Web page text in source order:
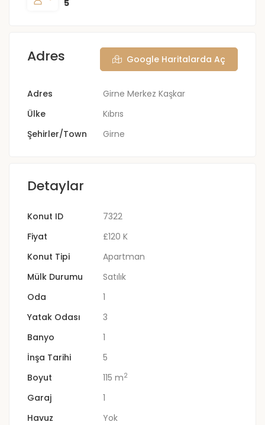
5
Adres Google Haritalarda Aç
Adres
Girne Merkez Kaşkar
Ülke
Kıbrıs
Şehirler/Town
Girne
Detaylar
Konut ID
7322
Fiyat
£120 K
Konut Tipi
Apartman
Mülk Durumu
Satılık
Oda
1
Yatak Odası
3
Banyo
1
İnşa Tarihi
5
Boyut
115 m2
Garaj
1
Havuz
Yok